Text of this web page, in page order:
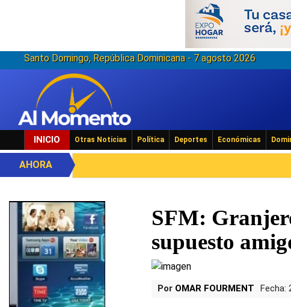
Santo Domingo, República Dominicana - 7 agosto 2026
INICIO Otras Noticias Política Deportes Económicas
AHORA
SFM:
supuesto
Por OMAR FOURMENT Fecha: